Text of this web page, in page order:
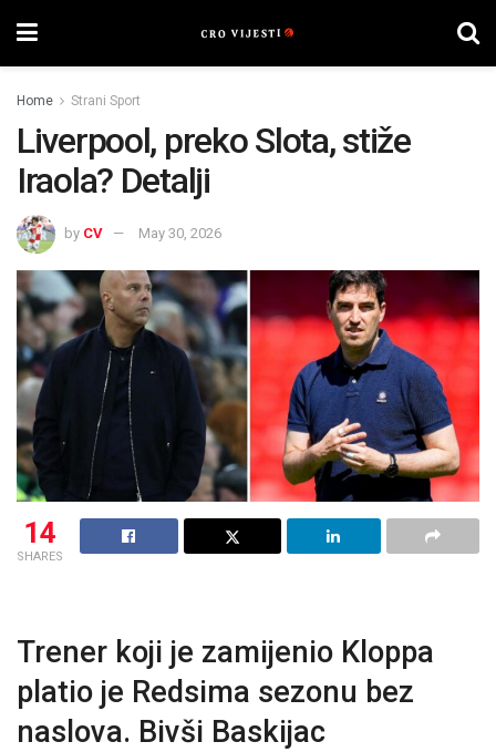
Home Strani Sport
Liverpool, preko Slota, stiže
Iraola? Detalji
by CV May 30, 2026
14
SHARES
Trener koji je zamijenio Kloppa
platio je Redsima sezonu bez
naslova. Bivši Baskijac